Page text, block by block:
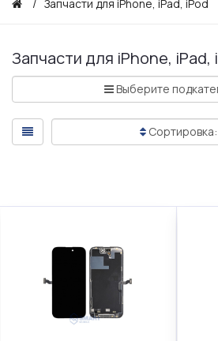
Запчасти для iPhone, iPad, iPod
Запчасти для iPhone, iPad,
Выберите
Сортировка: